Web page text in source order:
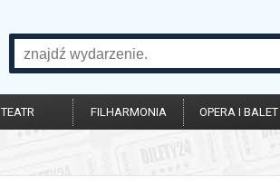
TEATR FILHARMONIA OPERA I BALET